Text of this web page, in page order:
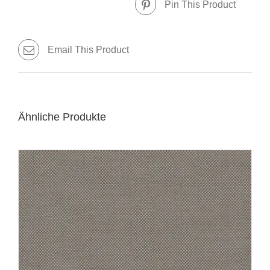
Pin This Product
Email This Product
Ähnliche Produkte